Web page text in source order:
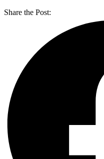
Share the Post: